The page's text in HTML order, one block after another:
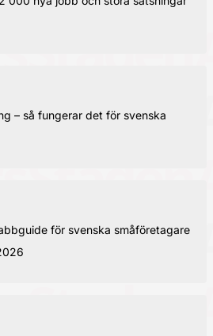
– så fungerar det för svenska
för svenska småföretagare